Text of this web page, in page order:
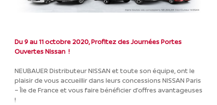
Du 9 au 11 octobre 2020, Profitez des Journées Portes
Ouvertes Nissan !
NEUBAUER Distributeur NISSAN et toute son équipe, ont le
plaisir de vous accueillir dans leurs concessions NISSAN Paris
– Île de France et vous faire bénéficier d’offres avantageuses
!